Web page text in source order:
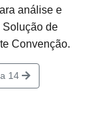
análise e
Solução de
Convenção.
14